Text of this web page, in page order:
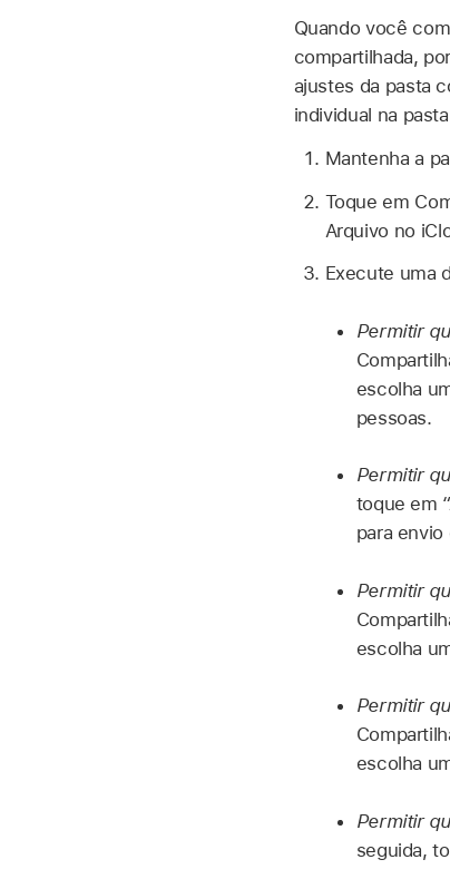
Quando você
compartilhada,
ajustes da pasta
individual na
Mantenha a
Toque em
Arquivo no
Execute uma
Permitir
escolha
pessoas.
Permitir
toque em
para envio
Permitir
escolha
Permitir
escolha
Permitir
seguida,